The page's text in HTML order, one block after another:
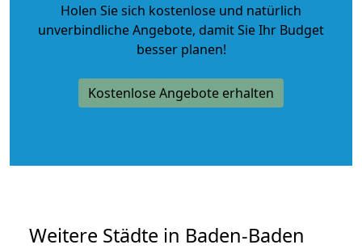
Holen Sie sich kostenlose und natürlich
unverbindliche Angebote, damit Sie Ihr Budget
besser planen!
Kostenlose Angebote erhalten
Weitere Städte in Baden-Baden